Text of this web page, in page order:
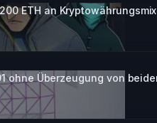
ETH an
ohne Überzeugung von